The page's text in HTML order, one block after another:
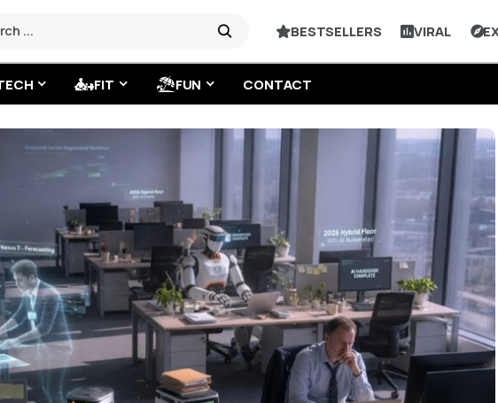
BESTSELLERS VIRAL
FIT FUN CONTACT